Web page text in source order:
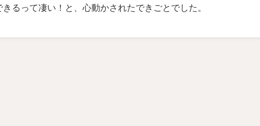
きるって凄い！と、心動かされたできごとでした。